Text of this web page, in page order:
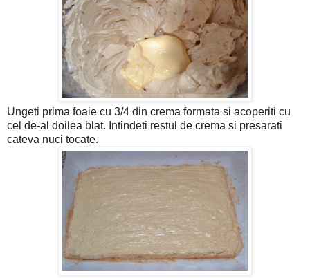
Ungeti prima foaie cu 3/4 din crema formata si acoperiti cu
cel de-al doilea blat. Intindeti restul de crema si presarati
cateva nuci tocate.